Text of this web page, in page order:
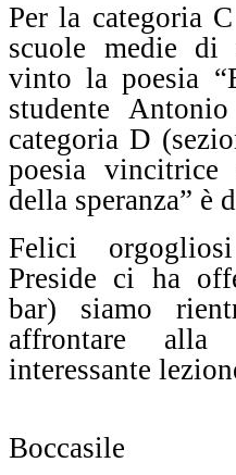
Per la categoria
scuole medie di
vinto la poesia
studente
categoria D
poesia
della speranza” è
Felici
Preside ci ha
bar) siamo
affrontare
interessante
Boccasile